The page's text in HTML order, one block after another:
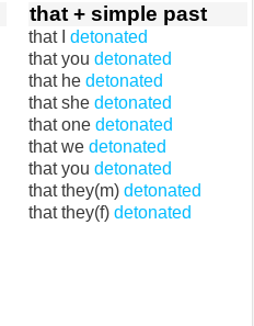
that + simple past
that I detonated
that you detonated
that he detonated
that she detonated
that one detonated
that we detonated
that you detonated
that they(m) detonated
that they(f) detonated